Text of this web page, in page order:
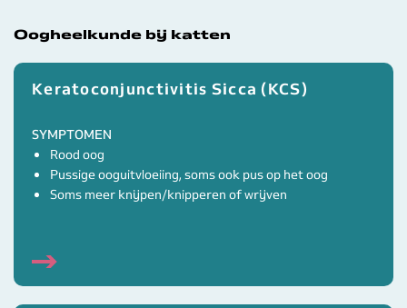
Oogheelkunde bij katten
Keratoconjunctivitis Sicca (KCS)
SYMPTOMEN
Rood oog
Pussige ooguitvloeiing, soms ook pus op het oog
Soms meer knijpen/knipperen of wrijven